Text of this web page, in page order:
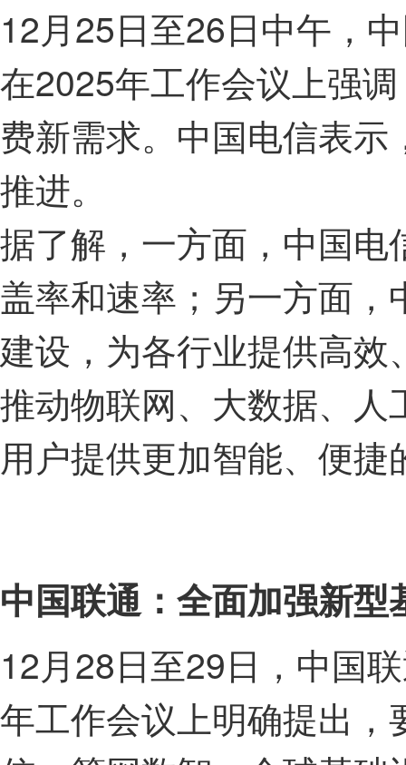
12月25日至26日中午，
在2025年工作会议上强
费新需求。中国电信表
推进。
据了解，一方面，中国
盖率和速率；另一方面
建设，为各行业提供高
推动物联网、大数据、
用户提供更加智能、便捷
中国联通：全面加强新型
12月28日至29日，中国
年工作会议上明确提出